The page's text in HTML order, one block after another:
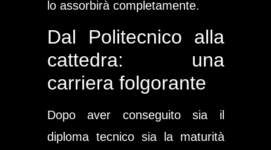
lo assorbirà completamente.
Dal Politecnico alla
cattedra: una
carriera folgorante
Dopo aver conseguito sia il
diploma tecnico sia la maturità